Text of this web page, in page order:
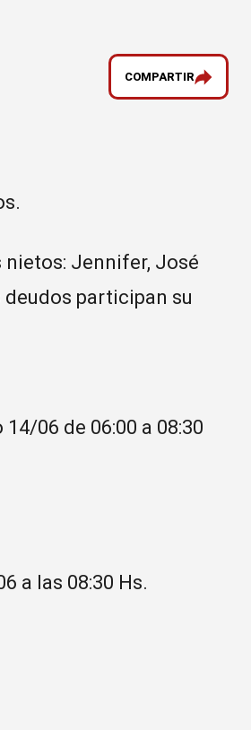
COMPARTIR
nietos: Jennifer, José
deudos participan su
06 de 06:00 a 08:30
a las 08:30 Hs.